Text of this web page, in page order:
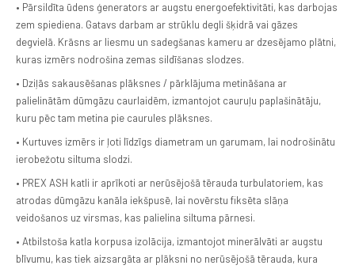
• Pārsildīta ūdens ģenerators ar augstu energoefektivitāti, kas darbojas
zem spiediena. Gatavs darbam ar strūklu degli šķidrā vai gāzes
degvielā. Krāsns ar liesmu un sadegšanas kameru ar dzesējamo plātni,
kuras izmērs nodrošina zemas sildīšanas slodzes.
• Dziļās sakausēšanas plāksnes / pārklājuma metināšana ar
palielinātām dūmgāzu caurlaidēm, izmantojot cauruļu paplašinātāju,
kuru pēc tam metina pie caurules plāksnes.
• Kurtuves izmērs ir ļoti līdzīgs diametram un garumam, lai nodrošinātu
ierobežotu siltuma slodzi.
• PREX ASH katli ir aprīkoti ar nerūsējošā tērauda turbulatoriem, kas
atrodas dūmgāzu kanāla iekšpusē, lai novērstu fiksēta slāņa
veidošanos uz virsmas, kas palielina siltuma pārnesi.
• Atbilstoša katla korpusa izolācija, izmantojot minerālvāti ar augstu
blīvumu, kas tiek aizsargāta ar plāksni no nerūsējošā tērauda, kura